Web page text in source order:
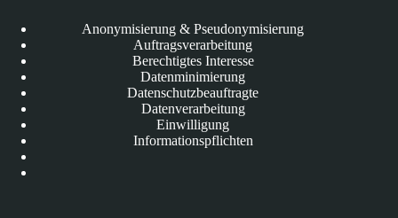
Anonymisierung & Pseudonymisierung
Auftragsverarbeitung
Berechtigtes Interesse
Datenminimierung
Datenschutzbeauftragte
Datenverarbeitung
Einwilligung
Informationspflichten